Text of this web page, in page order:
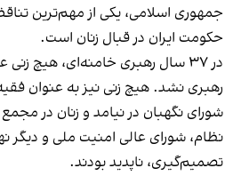
جمهوری اسلامی، یکی از مهم‌ترین
حکومت ایران در قبال زنان است.
در ۳۷ سال رهبری خامنه‌ای، هیچ
رهبری نشد. هیچ زنی نیز به عنوان
شورای نگهبان در نیامد و زنان در
نظام، شورای عالی امنیت ملی و دیگر
تصمیم‌گیری، ناپدید بودند.